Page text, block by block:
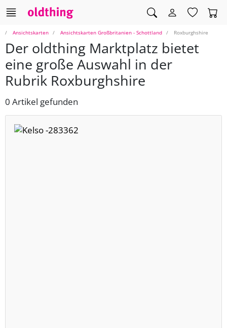
Ansichtskarten Ansichtskarten Großbritanien - Schottland Roxburghshire
Der oldthing Marktplatz bietet
eine große Auswahl in der
Rubrik Roxburghshire
0 Artikel gefunden